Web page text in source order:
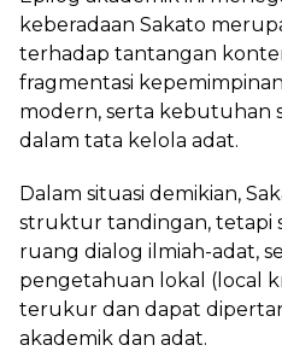
keberadaan Sakato
terhadap tantangan
fragmentasi
modern, serta kebutuhan
dalam tata kelola adat.
Dalam situasi demikian,
struktur tandingan, tetapi
ruang dialog ilmiah-adat,
pengetahuan lokal (local
terukur dan dapat
akademik dan adat.